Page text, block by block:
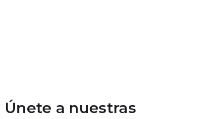
Únete a nuestras